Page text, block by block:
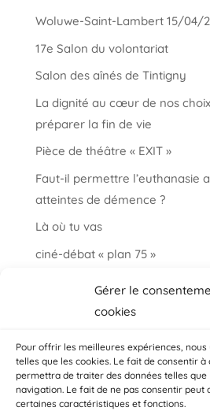
Gérer le
cookies
Pour offrir les meilleures expériences,
telles que les cookies. Le fait de consentir
permettra de traiter des données telles
navigation. Le fait de ne pas consentir
certaines caractéristiques et fonctions.
Woluwe-Saint-Lambert 15/04/
17e Salon du volontariat
Salon des aînés de Tintigny
La dignité au cœur de nos
préparer la fin de vie
Pièce de théâtre « EXIT »
Faut-il permettre l’euthanasie
atteintes de démence ?
Là où tu vas
ciné-débat « plan 75 »
choisir ma fin vie